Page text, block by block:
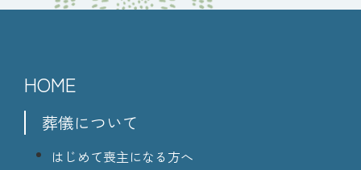
HOME
葬儀について
はじめて喪主になる方へ